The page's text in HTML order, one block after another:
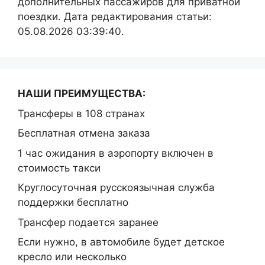
поездки. Дата редактирования статьи:
05.08.2026 03:39:40.
НАШИ ПРЕИМУЩЕСТВА:
Трансферы в 108 странах
Бесплатная отмена заказа
1 час ожидания в аэропорту включен в
стоимость такси
Круглосуточная русскоязычная служба
поддержки бесплатно
Трансфер подается заранее
Если нужно, в автомобиле будет детское
кресло или несколько